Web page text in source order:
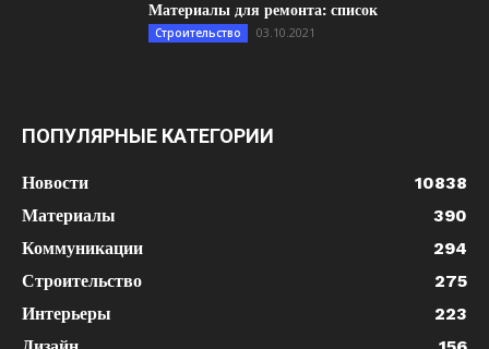
Материалы для ремонта: список
Строительство 03.10.2021
ПОПУЛЯРНЫЕ КАТЕГОРИИ
Новости
10838
Материалы
390
Коммуникации
294
Строительство
275
Интерьеры
223